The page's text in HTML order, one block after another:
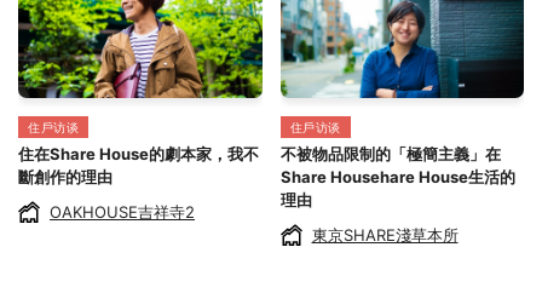
住戶访谈
住在Share House的劇本家，我不
斷創作的理由
OAKHOUSE吉祥寺2
住戶访谈
不被物品限制的「極簡主義」在
Share Househare House生活的
理由
東京SHARE淺草本所